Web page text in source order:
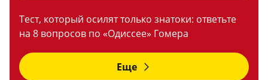
Тест, который осилят только знатоки: ответьте
на 8 вопросов по «Одиссее» Гомера
Еще